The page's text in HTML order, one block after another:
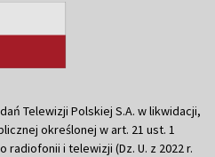
Telewizji Polskiej S.A. w likwidacji,
określonej w art. 21 ust. 1
radiofonii i telewizji (Dz. U. z 2022 r.